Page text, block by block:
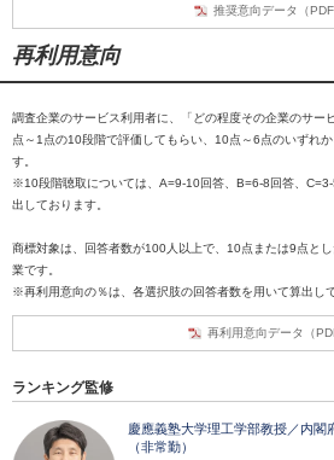
推奨意向データ（PDF
再利用意向
調査企業のサービス利用者に、「どの程度その企業のサー
点～1点の10段階で評価してもらい、10点～6点のいずれ
す。
※10段階聴取については、A=9-10回答、B=6-8回答、
出しております。
商標対象は、回答者数が100人以上で、10点または9点と
業です。
※再利用意向の％は、各選択肢の回答者数を用いて算出して
再利用意向データ（
ランキング監修
慶應義塾大学理工学部教授／内閣
（非常勤）